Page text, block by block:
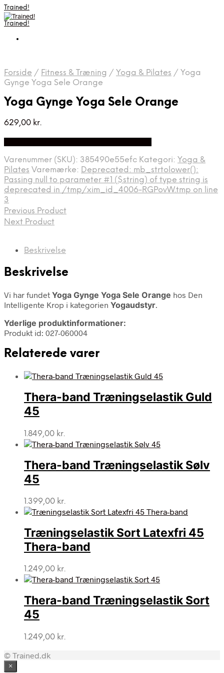
Trained!
Trained!
Forside / Fitness & Træning / Yoga & Pilates / Yoga
Gynge Yoga Sele Orange
Yoga Gynge Yoga Sele Orange
629,00 kr.
Varenummer (SKU): 385490e55efc Kategori: Yoga &
Pilates Varemærke: Deprecated: mb_strtolower():
Passing null to parameter #1 ($string) of type string is
deprecated in /tmp/xim_id_4006-RGPovW.tmp on line
3
Previous Product
Next Product
Beskrivelse
Beskrivelse
Vi har fundet Yoga Gynge Yoga Sele Orange hos Den
Intelligente Krop i kategorien Yogaudstyr.
Yderlige produktinformationer:
Produkt id: 027-060004
Relaterede varer
Thera-band Træningselastik Guld
45
1.849,00 kr.
Thera-band Træningselastik Sølv
45
1.399,00 kr.
Træningselastik Sort Latexfri 45
Thera-band
1.249,00 kr.
Thera-band Træningselastik Sort
45
1.249,00 kr.
© Trained.dk
×